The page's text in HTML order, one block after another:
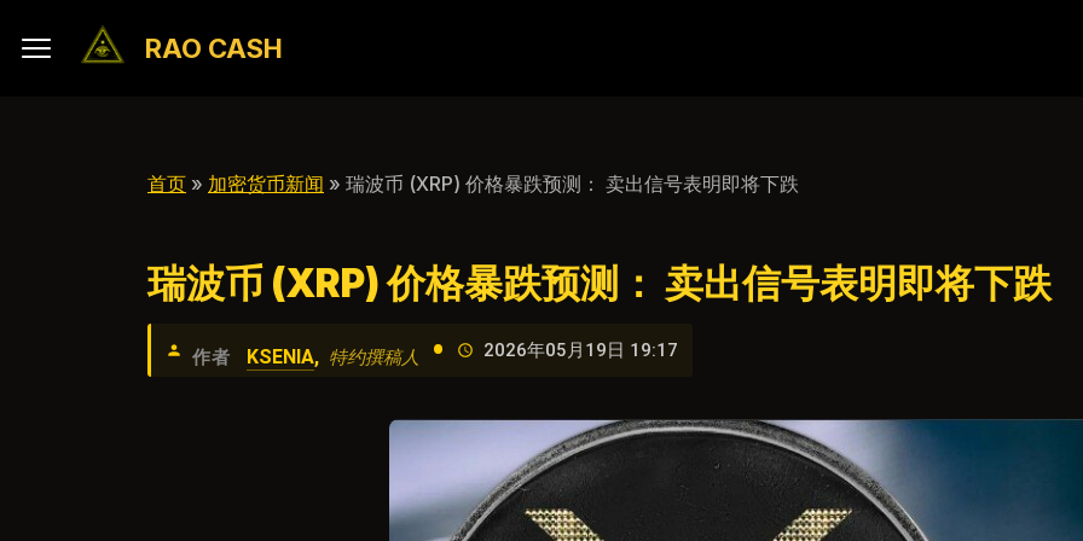
RAO CASH
首页 » 加密货币新闻 » 瑞波币 (XRP) 价格暴跌预测： 卖出信号表明即将下跌
瑞波币 (XRP) 价格暴跌预测： 卖出信号表明即将下跌
作者 KSENIA, 特约撰稿人 • 2026年05月19日 19:17